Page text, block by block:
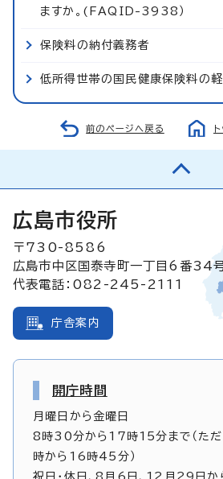
ますか。(FAQID-3938）
保険料の納付義務者
低所得世帯の国民健康保険料の
前のページへ戻る
広島市役所
〒730-8586
広島市中区国泰寺町一丁目6番34
代表電話：082-245-2111
庁舎案内
開庁時間
月曜日から金曜日
8時30分から17時15分まで（ただ
時から16時45分）
祝日・休日、8月6日、12月29日